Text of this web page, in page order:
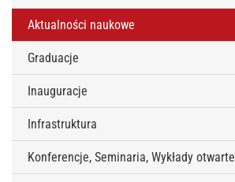
Aktualności naukowe
Graduacje
Inauguracje
Infrastruktura
Konferencje, Seminaria, Wykłady otwarte